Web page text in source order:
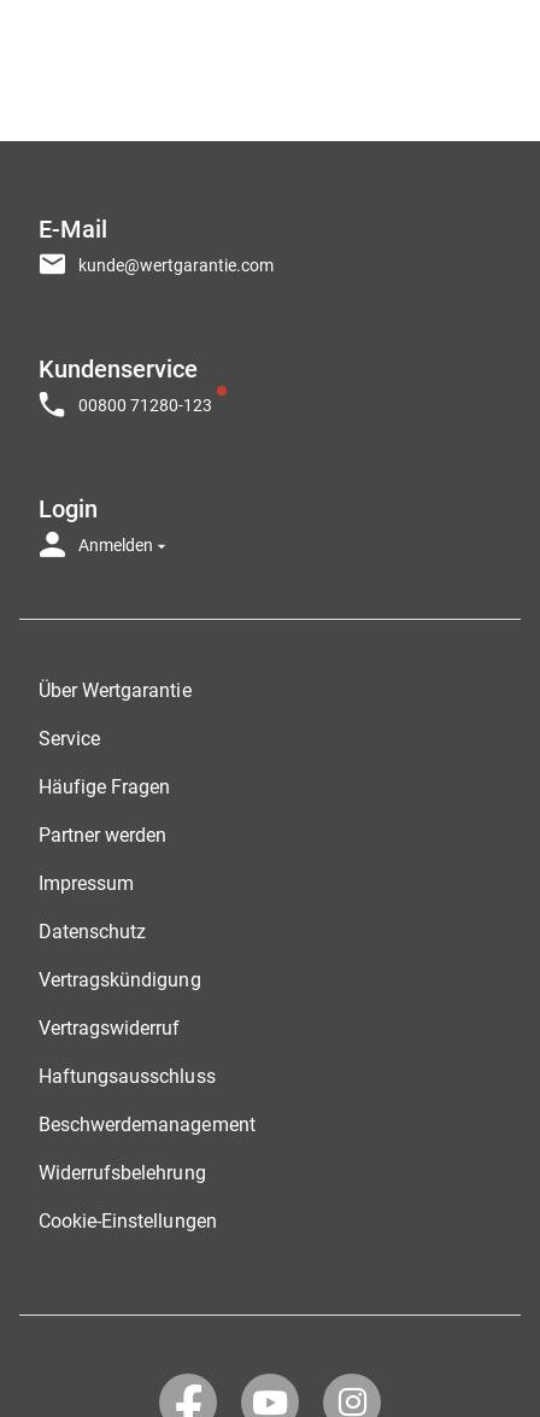
E-Mail
kunde@wertgarantie.com
Kundenservice
00800 71280-123
Login
Anmelden
Über Wertgarantie
Service
Häufige Fragen
Partner werden
Impressum
Datenschutz
Vertragskündigung
Vertragswiderruf
Haftungsausschluss
Beschwerdemanagement
Widerrufsbelehrung
Cookie-Einstellungen